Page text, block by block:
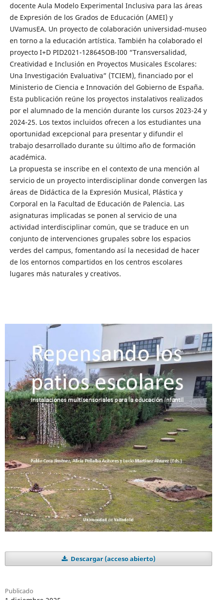
docente Aula Modelo Experimental Inclusiva para las áreas
de Expresión de los Grados de Educación (AMEI) y
UVamusEA. Un proyecto de colaboración universidad-museo
en torno a la educación artística. También ha colaborado el
proyecto I+D PID2021-128645OB-I00 “Transversalidad,
Creatividad e Inclusión en Proyectos Musicales Escolares:
Una Investigación Evaluativa” (TCIEM), financiado por el
Ministerio de Ciencia e Innovación del Gobierno de España.
Esta publicación reúne los proyectos instalativos realizados
por el alumnado de la mención durante los cursos 2023-24 y
2024-25. Los textos incluidos ofrecen a los estudiantes una
oportunidad excepcional para presentar y difundir el
trabajo desarrollado durante su último año de formación
académica.
La propuesta se inscribe en el contexto de una mención al
servicio de un proyecto interdisciplinar donde convergen las
áreas de Didáctica de la Expresión Musical, Plástica y
Corporal en la Facultad de Educación de Palencia. Las
asignaturas implicadas se ponen al servicio de una
actividad interdisciplinar común, que se traduce en un
conjunto de intervenciones grupales sobre los espacios
verdes del campus, fomentando así la necesidad de hacer
de los entornos compartidos en los centros escolares
lugares más naturales y creativos.
Descargar (acceso abierto)
Publicado